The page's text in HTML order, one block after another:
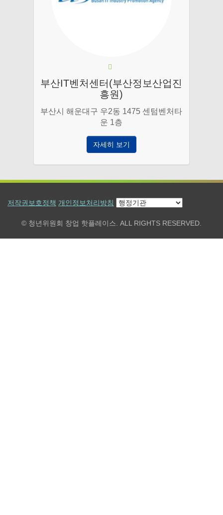
부산IT벤처센터(부산정보산업진
흥원)
부산시 해운대구 우2동 1475 센텀벤처타
운 1층
자세히 보기
저작권보호정책 개인정보처리방침
© 청년위원회 창업 핫플레이스. ALL RIGHTS RESERVED.